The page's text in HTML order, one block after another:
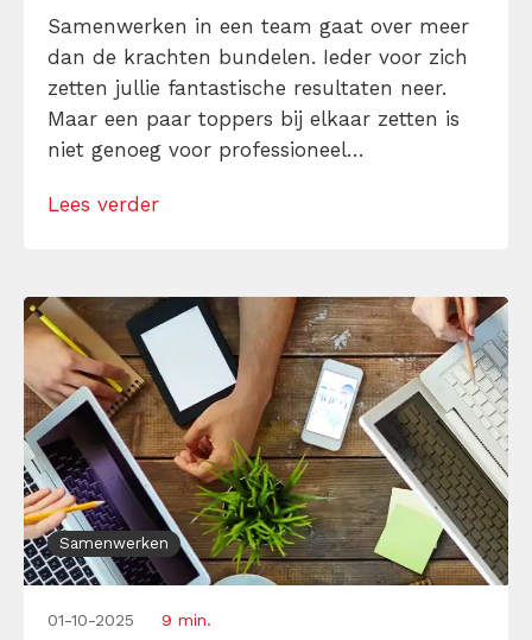
Samenwerken in een team gaat over meer
dan de krachten bundelen. Ieder voor zich
zetten jullie fantastische resultaten neer.
Maar een paar toppers bij elkaar zetten is
niet genoeg voor professioneel
voetbalveld en in het leger gaat het ook bij
Lees verder
Samenwerken
01-10-2025 9 min.